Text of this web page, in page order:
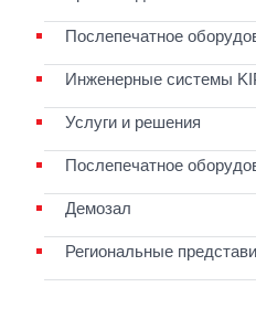
Послепечатное
Инженерные системы
Услуги и решения
Послепечатное
Демозал
Региональные